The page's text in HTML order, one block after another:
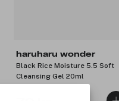
haruharu wonder
Black Rice Moisture 5.5 Soft
Cleansing Gel 20ml